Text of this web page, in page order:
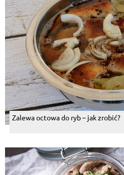
Zalewa octowa do ryb – jak zrobić?